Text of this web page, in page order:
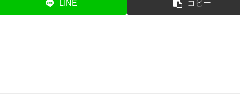
LINE コピー